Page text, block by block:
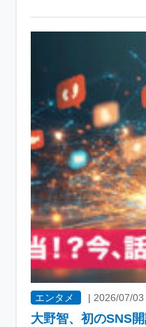
エンタメ |2026/07/03
大野智、初のSNS